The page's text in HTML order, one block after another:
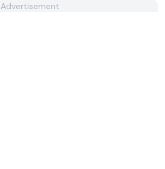
Advertisement